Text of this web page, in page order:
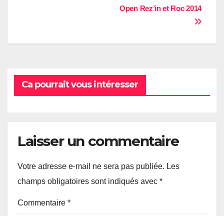
Open Rez’in et Roc 2014
Ca pourrait vous intéresser
Laisser un commentaire
Votre adresse e-mail ne sera pas publiée. Les
champs obligatoires sont indiqués avec *
Commentaire *